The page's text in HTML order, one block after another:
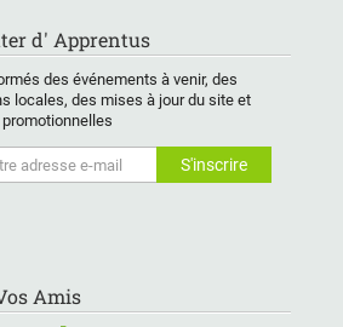
d' Apprentus
des événements à venir, des
locales, des mises à jour du site et
Amis